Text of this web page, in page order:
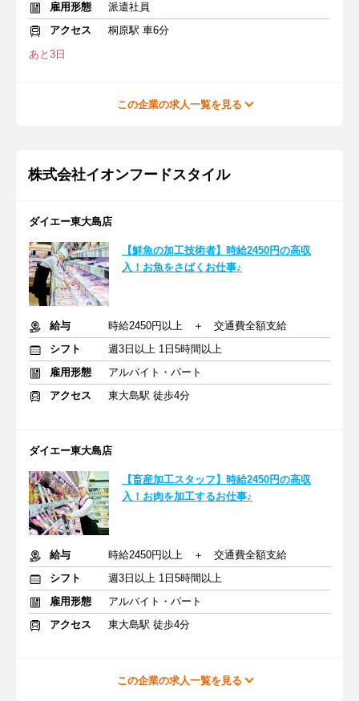
雇用形態
派遣社員
アクセス
桐原駅 車6分
あと3日
この企業の求人一覧を見る
株式会社イオンフードスタイル
ダイエー東大島店
【鮮魚の加工技術者】時給2450円の高収
入！お魚をさばくお仕事♪
給与
時給2450円以上 ＋ 交通費全額支給
シフト
週3日以上 1日5時間以上
雇用形態
アルバイト・パート
アクセス
東大島駅 徒歩4分
ダイエー東大島店
【畜産加工スタッフ】時給2450円の高収
入！お肉を加工するお仕事♪
給与
時給2450円以上 ＋ 交通費全額支給
シフト
週3日以上 1日5時間以上
雇用形態
アルバイト・パート
アクセス
東大島駅 徒歩4分
この企業の求人一覧を見る